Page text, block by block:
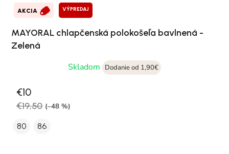
AKCIA VÝPREDAJ
MAYORAL chlapčenská polokošeľa bavlnená -
Zelená
Skladom
Dodanie od 1,90€
€10
€19,50 (–48 %)
80 86